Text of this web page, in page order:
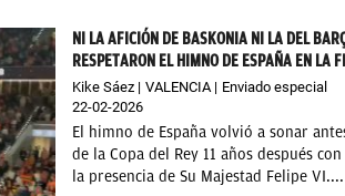
NI LA AFICIÓN DE BASKONIA NI LA DEL
RESPETARON EL HIMNO DE ESPAÑA EN LA
Kike Sáez VALENCIA
Enviado especial
22-02-2026
El himno de España volvió a sonar
de la Copa del Rey 11 años después
la presencia de Su Majestad Felipe VI....